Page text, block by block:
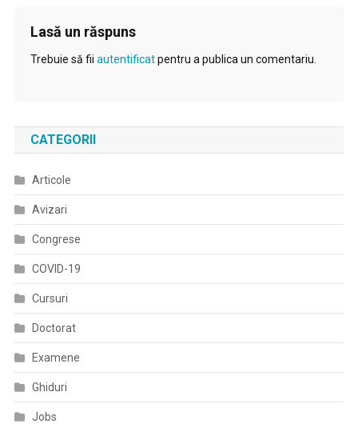
Lasă un răspuns
Trebuie să fii autentificatpentru a publica un comentariu.
CATEGORII
Articole
Avizari
Congrese
COVID-19
Cursuri
Doctorat
Examene
Ghiduri
Jobs